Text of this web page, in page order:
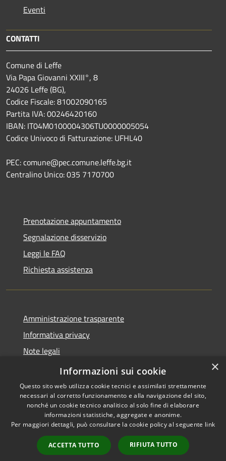
Eventi
CONTATTI
Comune di Leffe
Via Papa Giovanni XXIII°, 8
24026 Leffe (BG),
Codice Fiscale: 81002090165
Partita IVA: 00246420160
IBAN: IT04M0100004306TU0000005054
Codice Univoco di Fatturazione: UFHL40
PEC: comune@pec.comune.leffe.bg.it
Centralino Unico: 035 7170700
Prenotazione appuntamento
Segnalazione disservizio
Leggi le FAQ
Richiesta assistenza
Amministrazione trasparente
Informativa privacy
Note legali
Dichiarazione di accessibilità
Accessibilità
Copyright © 2026 • Comune di
Leffe • Powered by
Municipium•
Accesso
redazione
×
Informazioni sui cookie
Questo sito web utilizza cookie tecnici e assimilati strettamente
necessari al corretto funzionamento e alla navigazione del sito,
nonché un cookie tecnico analitico al solo fine di elaborare
informazioni statistiche, aggregate e anonime.
Per maggiori dettagli, può consultare la cookie policy al seguente link
ACCETTA TUTTO RIFIUTA TUTTO